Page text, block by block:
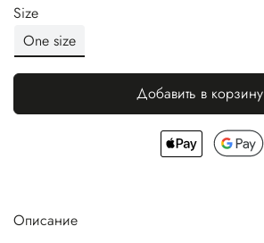
Size
One size
Добавить в корзину
Описание